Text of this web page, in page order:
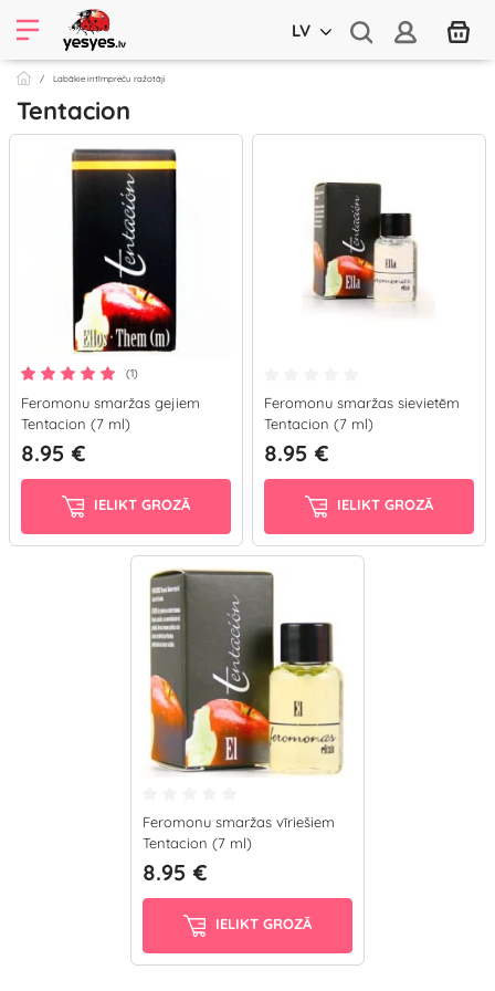
LV
Labākie intīmpreču ražotāji
Tentacion
(1)
Feromonu smaržas gejiem
Tentacion (7 ml)
8.95 €
IELIKT GROZĀ
Feromonu smaržas sievietēm
Tentacion (7 ml)
8.95 €
IELIKT GROZĀ
Feromonu smaržas vīriešiem
Tentacion (7 ml)
8.95 €
IELIKT GROZĀ